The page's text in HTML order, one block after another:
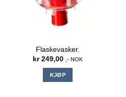
Flaskevasker.
kr249,00 ,- NOK
KJØP